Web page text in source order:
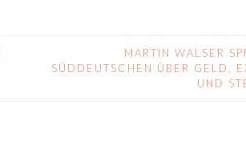
MARTIN WALSER
SÜDDEUTSCHEN ÜBER GELD,
UND